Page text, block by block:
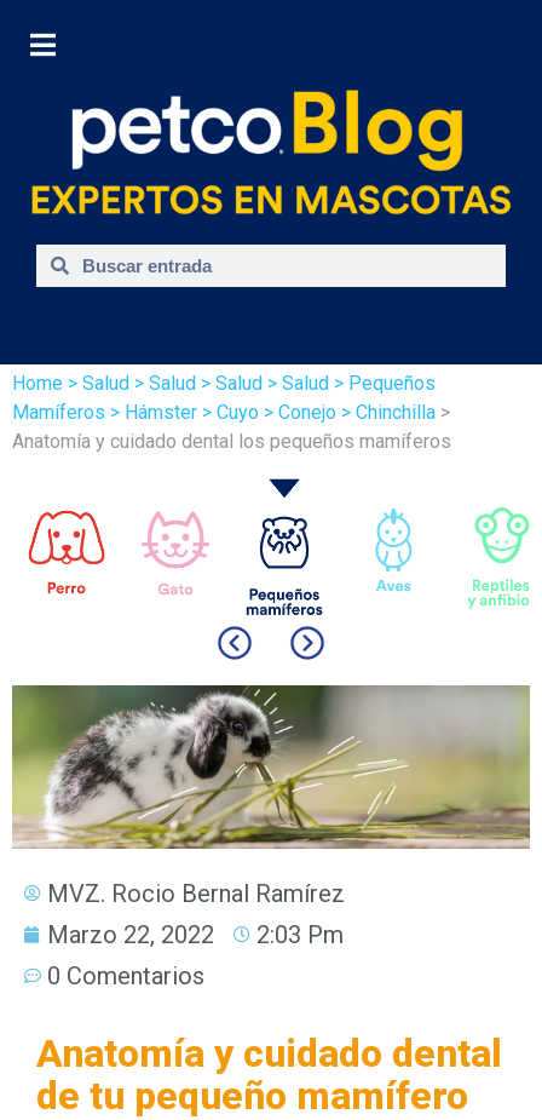
Home > Salud > Salud > Salud > Salud > Pequeños
Mamíferos > Hámster > Cuyo > Conejo > Chinchilla >
Anatomía y cuidado dental los pequeños mamíferos
MVZ. Rocio Bernal Ramírez
Marzo 22, 2022
2:03 Pm
0 Comentarios
Anatomía y cuidado dental
de tu pequeño mamífero